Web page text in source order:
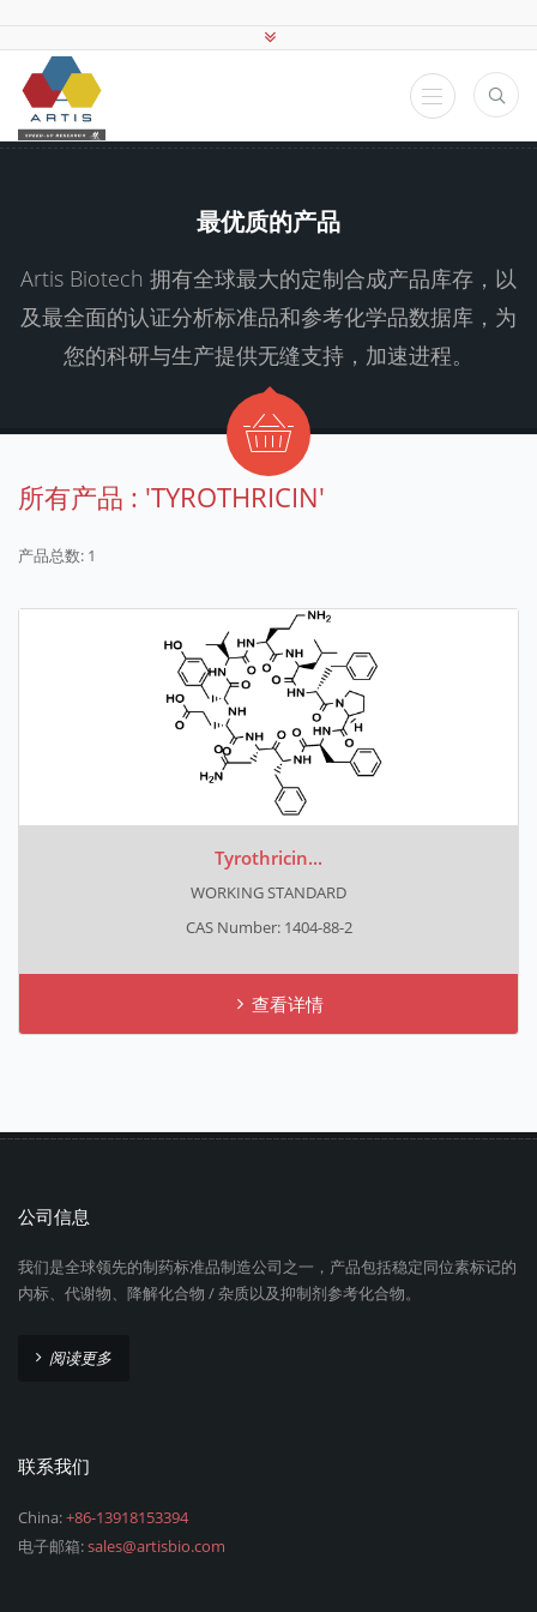
最优质的产品
Artis Biotech 拥有全球最大的定制合成产品库存，以
及最全面的认证分析标准品和参考化学品数据库，为
您的科研与生产提供无缝支持，加速进程。
所有产品 : 'TYROTHRICIN'
产品总数: 1
Tyrothricin...
WORKING STANDARD
CAS Number: 1404-88-2
查看详情
公司信息
我们是全球领先的制药标准品制造公司之一，产品包括稳定同位素标记的
内标、代谢物、降解化合物 / 杂质以及抑制剂参考化合物。
阅读更多
联系我们
China:+86-13918153394
电子邮箱:sales@artisbio.com